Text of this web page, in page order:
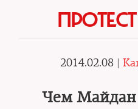
2014.02.08 |
Чем Майдан